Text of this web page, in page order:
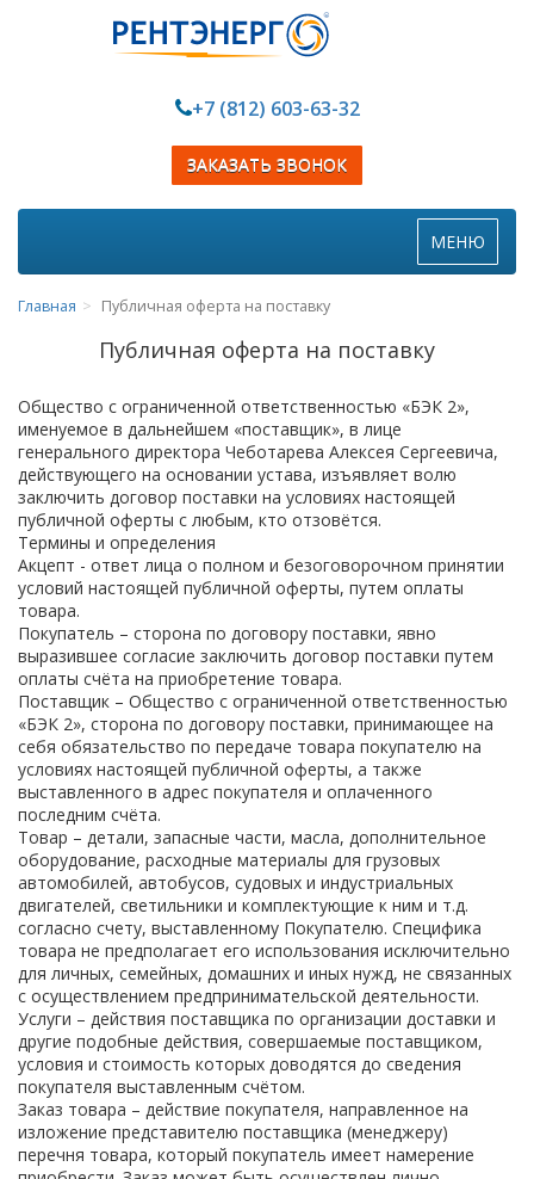
+7 (812) 603-63-32
ЗАКАЗАТЬ ЗВОНОК
Toggle
navigation
МЕНЮ
Главная Публичная оферта на поставку
Публичная оферта на поставку
Общество с ограниченной ответственностью «БЭК 2»,
именуемое в дальнейшем «поставщик», в лице
генерального директора Чеботарева Алексея Сергеевича,
действующего на основании устава, изъявляет волю
заключить договор поставки на условиях настоящей
публичной оферты с любым, кто отзовётся.
Термины и определения
Акцепт - ответ лица о полном и безоговорочном принятии
условий настоящей публичной оферты, путем оплаты
товара.
Покупатель – сторона по договору поставки, явно
выразившее согласие заключить договор поставки путем
оплаты счёта на приобретение товара.
Поставщик – Общество с ограниченной ответственностью
«БЭК 2», сторона по договору поставки, принимающее на
себя обязательство по передаче товара покупателю на
условиях настоящей публичной оферты, а также
выставленного в адрес покупателя и оплаченного
последним счёта.
Товар – детали, запасные части, масла, дополнительное
оборудование, расходные материалы для грузовых
автомобилей, автобусов, судовых и индустриальных
двигателей, светильники и комплектующие к ним и т.д.
согласно счету, выставленному Покупателю. Специфика
товара не предполагает его использования исключительно
для личных, семейных, домашних и иных нужд, не связанных
с осуществлением предпринимательской деятельности.
Услуги – действия поставщика по организации доставки и
другие подобные действия, совершаемые поставщиком,
условия и стоимость которых доводятся до сведения
покупателя выставленным счётом.
Заказ товара – действие покупателя, направленное на
изложение представителю поставщика (менеджеру)
перечня товара, который покупатель имеет намерение